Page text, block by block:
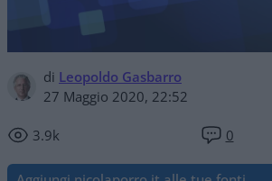
di Leopoldo Gasbarro
27 Maggio 2020, 22:52
3.9k 0